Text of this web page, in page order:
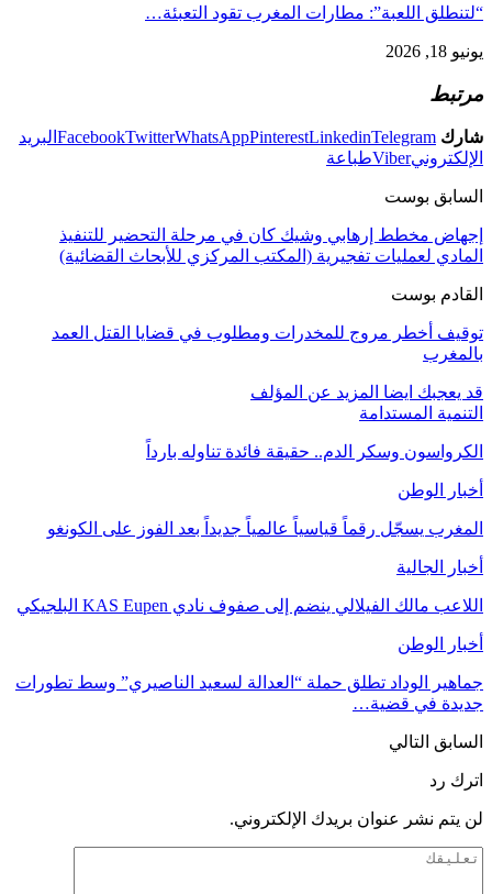
“لتنطلق اللعبة”: مطارات المغرب تقود التعبئة…
يونيو 18, 2026
مرتبط
شارك FacebookTwitterWhatsAppPinterestLinkedinTelegram
البريد
الإلكترونيViberطباعة
السابق بوست
إجهاض مخطط إرهابي وشيك كان في مرحلة التحضير للتنفيذ
المادي لعمليات تفجيرية (المكتب المركزي للأبحاث القضائية)
القادم بوست
توقيف أخطر مروج للمخدرات ومطلوب في قضايا القتل العمد
بالمغرب
قد يعجبك ايضا المزيد عن المؤلف
التنمية المستدامة
الكرواسون وسكر الدم.. حقيقة فائدة تناوله بارداً
أخبار الوطن
المغرب يسجّل رقماً قياسياً عالمياً جديداً بعد الفوز على الكونغو
أخبار الجالية
اللاعب مالك الفيلالي ينضم إلى صفوف نادي KAS Eupen البلجيكي
أخبار الوطن
جماهير الوداد تطلق حملة “العدالة لسعيد الناصيري” وسط تطورات
جديدة في قضية…
السابق التالي
اترك رد
لن يتم نشر عنوان بريدك الإلكتروني.